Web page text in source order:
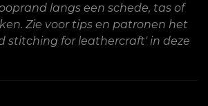
langs een schede, tas of
Zie voor tips en patronen het
stitching for leathercraft' in deze